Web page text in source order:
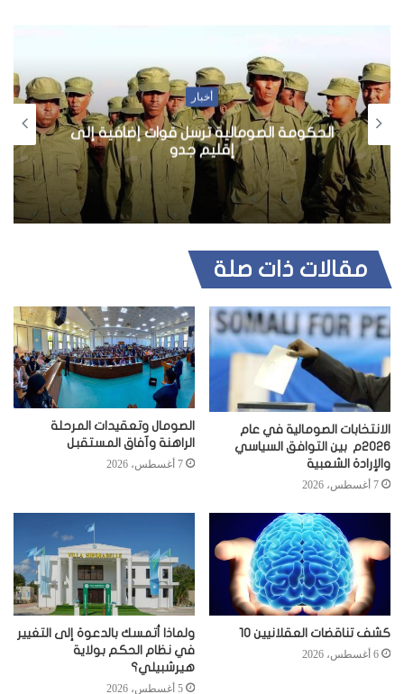
أخبار
الصومال: مجلس الأمن الدولي يمنح
“أميصوم”مزيدا من الدعم والصلاحيات
مقالات ذات صلة
الانتخابات الصومالية في عام
2026م بين التوافق السياسي
والإرادة الشعبية
7 أغسطس، 2026
الصومال وتعقيدات المرحلة
الراهنة وآفاق المستقبل
7 أغسطس، 2026
كشف تناقضات العقلانيين 10
6 أغسطس، 2026
ولماذا أتمسك بالدعوة إلى التغيير
في نظام الحكم بولاية
هيرشبيلي؟
5 أغسطس، 2026